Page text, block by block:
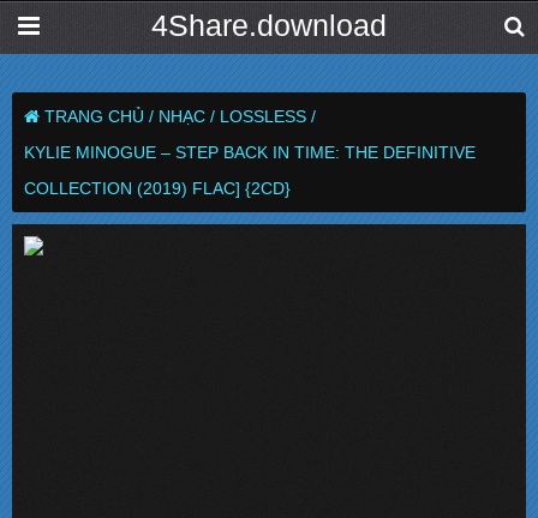
4Share.download
TRANG CHỦ / NHẠC / LOSSLESS /
KYLIE MINOGUE – STEP BACK IN TIME: THE DEFINITIVE
COLLECTION (2019) FLAC] {2CD}